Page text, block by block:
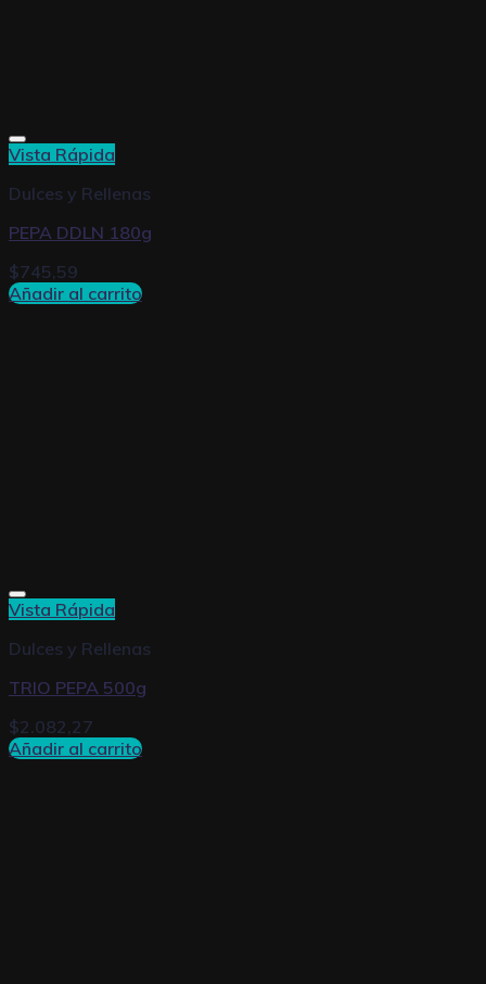
Vista Rápida
Dulces y Rellenas
PEPA DDLN 180g
$745,59
Añadir al carrito
Vista Rápida
Dulces y Rellenas
TRIO PEPA 500g
$2.082,27
Añadir al carrito